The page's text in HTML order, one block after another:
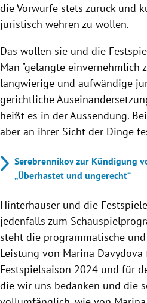
die Vorwürfe stets zurück und
juristisch wehren zu wollen.
Das wollen sie und die
Man "gelangte einvernehmlich
langwierige und aufwändige
gerichtliche
heißt es in der Aussendung.
aber an ihrer Sicht der Dinge
Serebrennikov zur Kündigung
„Überhastet und ungerecht“
Hinterhäuser und die
jedenfalls zum
steht die programmatische
Leistung von Marina
Festspielsaison 2024 und für
die wir uns bedanken und die